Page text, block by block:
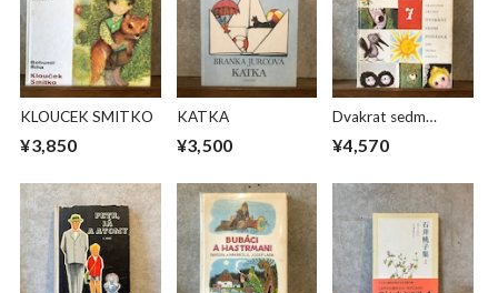
KLOUCEK SMITKO
¥3,850
KATKA
¥3,500
Dvakrat sedm
¥4,570